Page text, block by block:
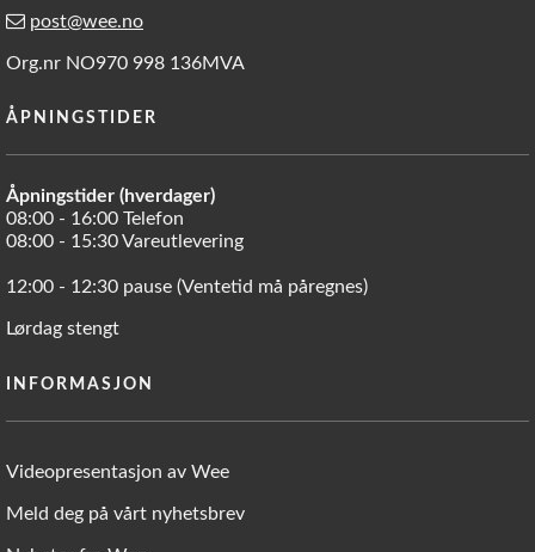
post@wee.no
Org.nr NO970 998 136MVA
ÅPNINGSTIDER
Åpningstider (hverdager)
08:00 - 16:00 Telefon
08:00 - 15:30 Vareutlevering
12:00 - 12:30 pause (Ventetid må påregnes)
Lørdag stengt
INFORMASJON
Videopresentasjon av Wee
Meld deg på vårt nyhetsbrev